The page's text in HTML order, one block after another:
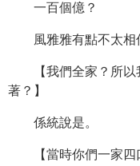
一百個億？
風雅雅有點不太相
【我們全家？所
著？】
係統說是。
【當時你們一家